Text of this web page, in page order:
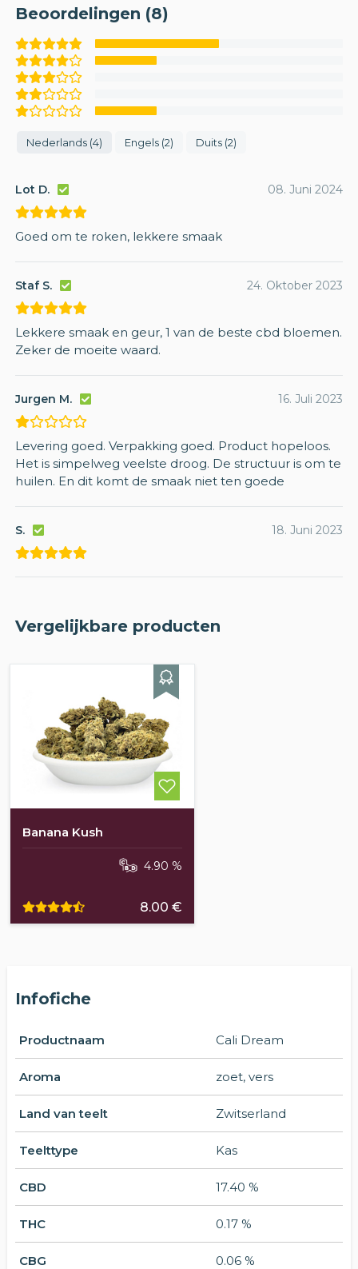
Beoordelingen (8)
Nederlands (4) Engels (2) Duits (2)
Lot D. 08. Juni 2024
Goed om te roken, lekkere smaak
Staf S. 24. Oktober 2023
Lekkere smaak en geur, 1 van de beste cbd bloemen.
Zeker de moeite waard.
Jurgen M. 16. Juli 2023
Levering goed. Verpakking goed. Product hopeloos.
Het is simpelweg veelste droog. De structuur is om te
huilen. En dit komt de smaak niet ten goede
S. 18. Juni 2023
Vergelijkbare producten
Banana Kush
4.90 %
8.00 €
Infofiche
Productnaam Cali Dream
Aroma zoet, vers
Land van teelt Zwitserland
Teelttype Kas
CBD 17.40 %
THC 0.17 %
CBG 0.06 %